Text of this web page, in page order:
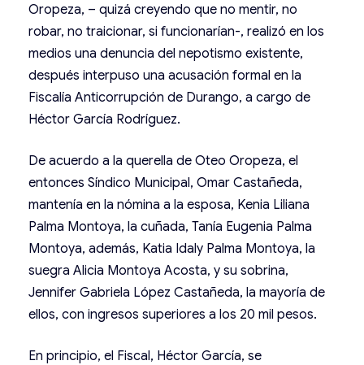
Oropeza, – quizá creyendo que no mentir, no
robar, no traicionar, si funcionarían-, realizó en los
medios una denuncia del nepotismo existente,
después interpuso una acusación formal en la
Fiscalía Anticorrupción de Durango, a cargo de
Héctor García Rodríguez.
De acuerdo a la querella de Oteo Oropeza, el
entonces Síndico Municipal, Omar Castañeda,
mantenía en la nómina a la esposa, Kenia Liliana
Palma Montoya, la cuñada, Tanía Eugenia Palma
Montoya, además, Katia Idaly Palma Montoya, la
suegra Alicia Montoya Acosta, y su sobrina,
Jennifer Gabriela López Castañeda, la mayoría de
ellos, con ingresos superiores a los 20 mil pesos.
En principio, el Fiscal, Héctor García, se